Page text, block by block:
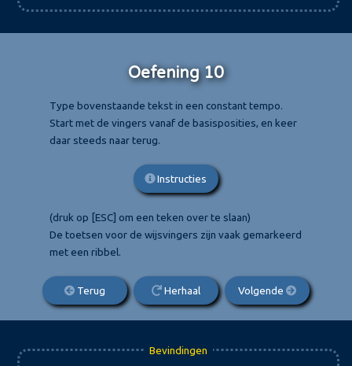
Oefening 10
Type bovenstaande tekst in een constant tempo.
Start met de vingers vanaf de basisposities, en keer
daar steeds naar terug.
Instructies
(druk op [ESC] om een teken over te slaan)
De toetsen voor de wijsvingers zijn vaak gemarkeerd
met een ribbel.
Terug Herhaal Volgende
Bevindingen